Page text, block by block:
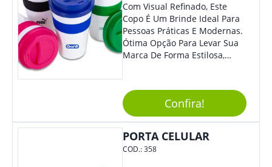
Com Visual Refinado, Este
Copo É Um Brinde Ideal Para
Pessoas Práticas E Modernas.
Ótima Opção Para Levar Sua
Marca De Forma Estilosa,
Reuniões Corporativas Ou Até
Mesmo Para Presentear
Colaboradores.
Confira!
PORTA CELULAR
COD.:358